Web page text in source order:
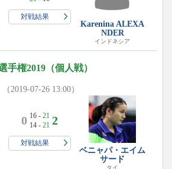
対戦結果
Karenina ALEXA
NDER
インドネシア
手権2019（個人戦）
（2019-07-26 13:00）
0 16 - 21
14 - 21 2
対戦結果
ベニャパ・エイム
サード
タイ